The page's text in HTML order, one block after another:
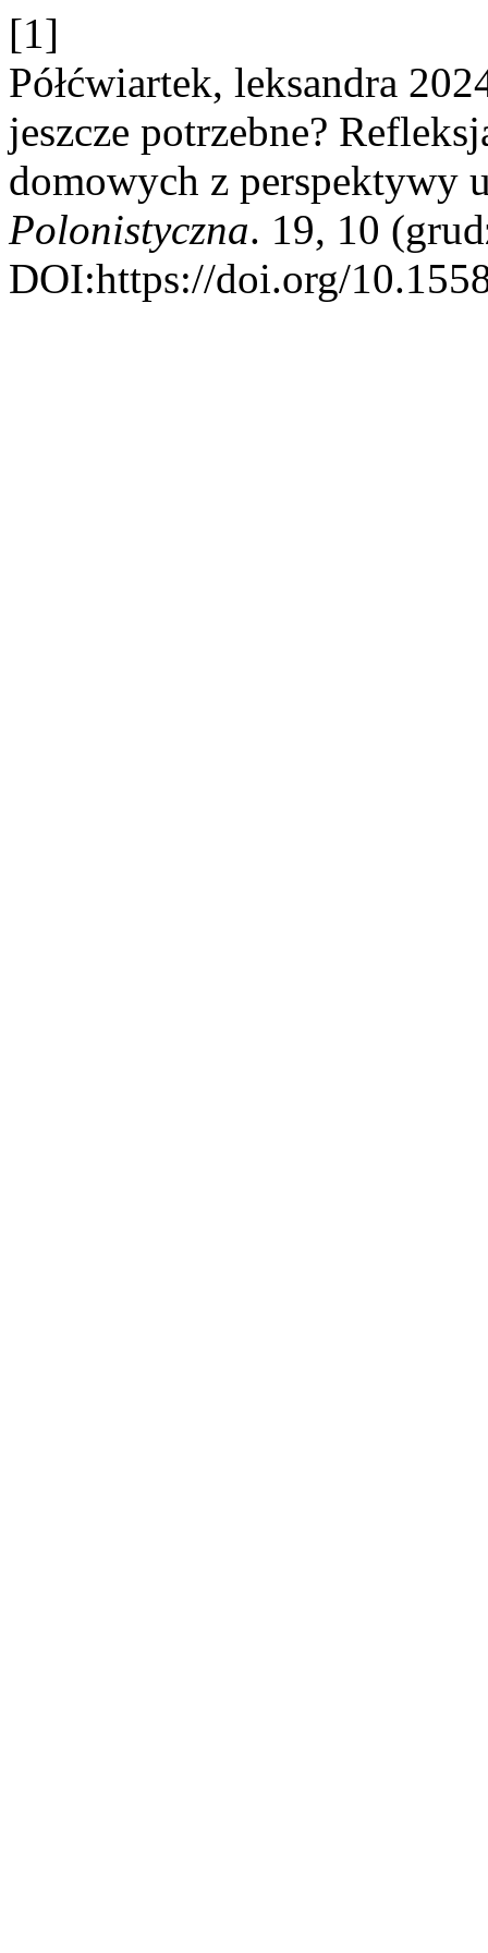
[1]
Półćwiartek, leksandra
jeszcze potrzebne?
domowych z perspektywy
Polonistyczna. 19, 10
DOI:https://doi.org/